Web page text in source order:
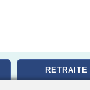
RETRAITE